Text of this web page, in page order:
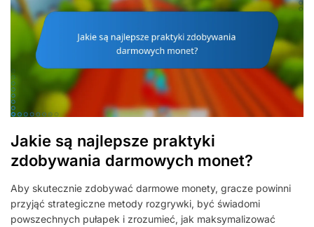
Jakie są najlepsze praktyki
zdobywania darmowych monet?
Aby skutecznie zdobywać darmowe monety, gracze powinni
przyjąć strategiczne metody rozgrywki, być świadomi
powszechnych pułapek i zrozumieć, jak maksymalizować